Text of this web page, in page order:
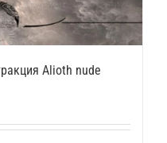
Alioth nude